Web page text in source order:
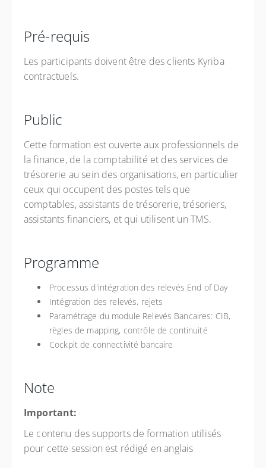
Pré-requis
Les participants doivent être des clients Kyriba
contractuels.
Public
Cette formation est ouverte aux professionnels de
la finance, de la comptabilité et des services de
trésorerie au sein des organisations, en particulier
ceux qui occupent des postes tels que
comptables, assistants de trésorerie, trésoriers,
assistants financiers, et qui utilisent un TMS.
Programme
Processus d'intégration des relevés End of Day
Intégration des relevés, rejets
Paramétrage du module Relevés Bancaires: CIB,
règles de mapping, contrôle de continuité
Cockpit de connectivité bancaire
Note
Important:
Le contenu des supports de formation utilisés
pour cette session est rédigé en anglais